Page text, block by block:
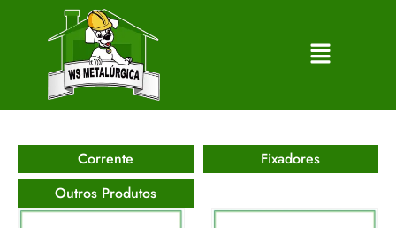
Corrente
Fixadores
Outros Produtos